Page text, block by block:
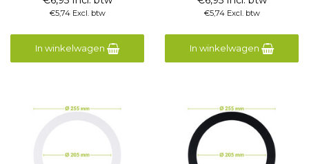
€5,74 Excl. btw
In winkelwagen
€5,74 Excl. btw
In winkelwagen